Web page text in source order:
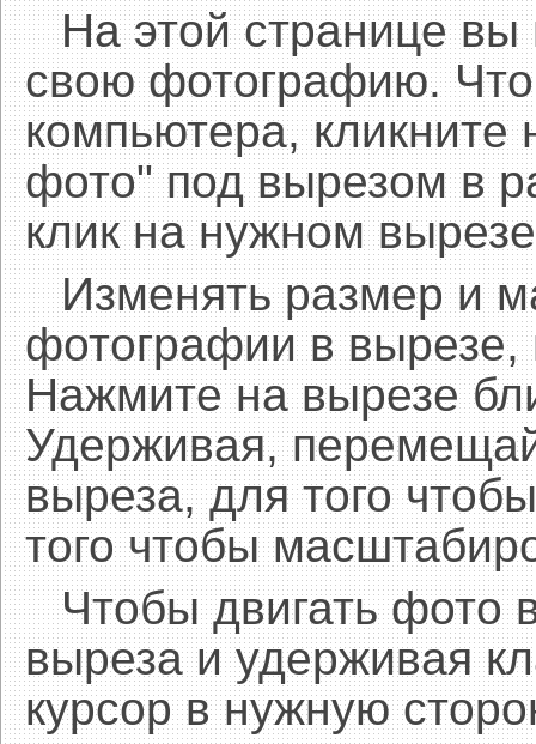
На этой странице вы
свою фотографию.
компьютера, кликните
фото" под вырезом в
клик на нужном
Изменять размер и
фотографии в
Нажмите на вырезе
Удерживая,
выреза, для того
того чтобы
Чтобы двигать фото
выреза и удерживая
курсор в нужную